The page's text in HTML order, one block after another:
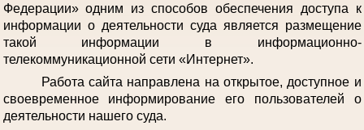
Федерации» одним из способов обеспечения доступа к
информации о деятельности суда является размещение
такой информации в информационно-
телекоммуникационной сети «Интернет».
Работа сайта направлена на открытое, доступное и
своевременное информирование его пользователей о
деятельности нашего суда.